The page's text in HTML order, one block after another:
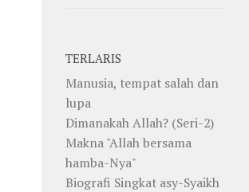
TERLARIS
Manusia, tempat salah dan
lupa
Dimanakah Allah? (Seri-2)
Makna "Allah bersama
hamba-Nya"
Biografi Singkat asy-Syaikh